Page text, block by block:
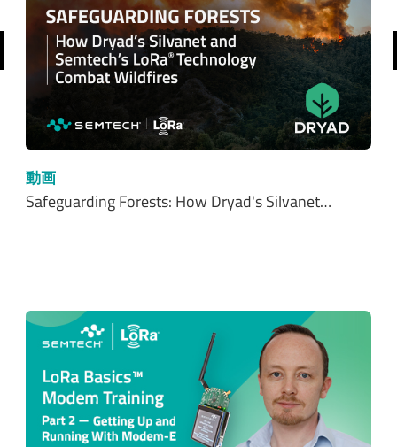
動画
Safeguarding Forests: How Dryad's Silvanet…